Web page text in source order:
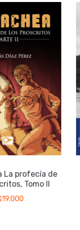
La profecía de
Tomo II